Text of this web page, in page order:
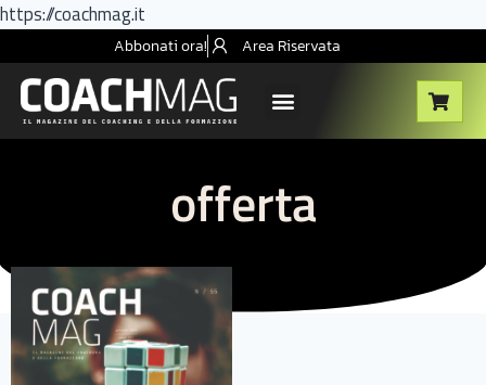
https://coachmag.it
Abbonati ora! Area Riservata
offerta